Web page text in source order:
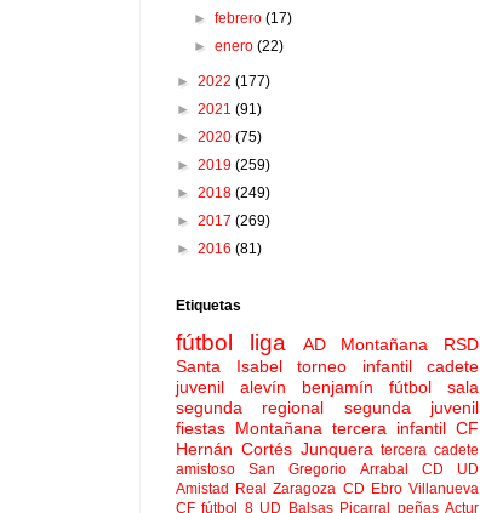
►febrero(17)
►enero(22)
► 2022 (177)
► 2021 (91)
► 2020 (75)
► 2019 (259)
► 2018 (249)
► 2017 (269)
► 2016 (81)
Etiquetas
fútbol liga AD Montañana
RSD
Santa Isabel
torneo infantil
cadete
juvenil
alevín benjamín
fútbol sala
segunda regional
segunda juvenil
fiestas Montañana tercera infantil CF
Hernán Cortés Junquera tercera cadete
amistoso
San Gregorio Arrabal CD
UD
Amistad
Real Zaragoza CD Ebro Villanueva
CF fútbol 8 UD Balsas Picarral peñas Actur